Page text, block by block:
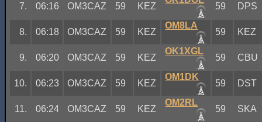
7. 06:16 OM3CAZ 59 KEZ 59 DPS
8. 06:18 OM3CAZ 59 KEZ
OM8LA
59 KEZ
9. 06:20 OM3CAZ 59 KEZ
OK1XGL
59 CBU
10. 06:23 OM3CAZ 59 KEZ
OM1DK
59 DST
11. 06:24 OM3CAZ 59 KEZ
OM2RL
59 SKA